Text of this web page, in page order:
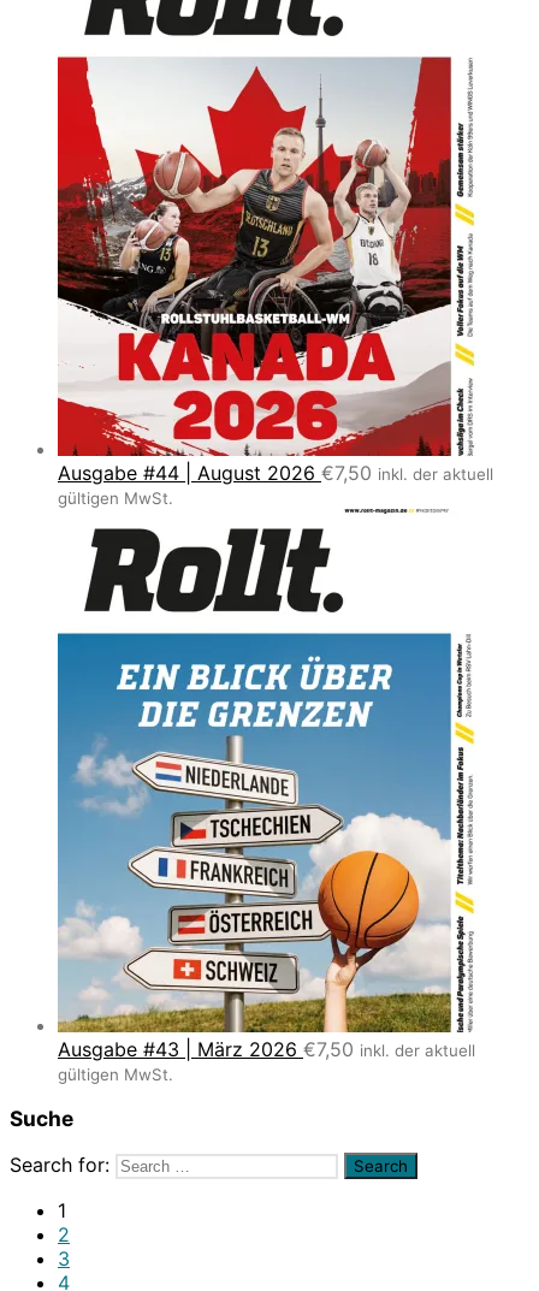
Ausgabe #44 | August 2026 €7,50 inkl. der aktuell
gültigen MwSt.
Ausgabe #43 | März 2026 €7,50 inkl. der aktuell
gültigen MwSt.
Suche
Search for:
1
2
3
4